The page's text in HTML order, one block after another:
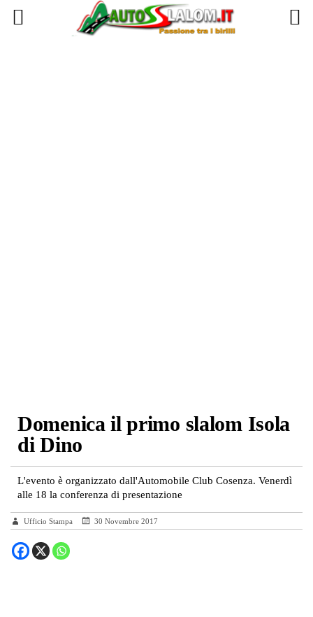
Domenica il primo slalom Isola
di Dino
L'evento è organizzato dall'Automobile Club Cosenza. Venerdì
alle 18 la conferenza di presentazione
Ufficio Stampa 30 Novembre 2017